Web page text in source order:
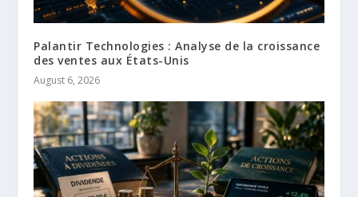
Palantir Technologies : Analyse de la croissance
des ventes aux États-Unis
August 6, 2026